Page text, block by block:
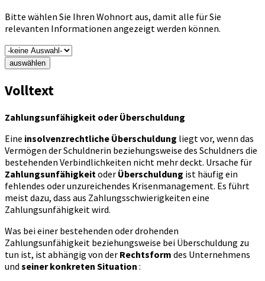
Bitte wählen Sie Ihren Wohnort aus, damit alle für Sie
relevanten Informationen angezeigt werden können.
auswählen
Volltext
Zahlungsunfähigkeit oder Überschuldung
Eine insolvenzrechtliche Überschuldung liegt vor, wenn das
Vermögen der Schuldnerin beziehungsweise des Schuldners die
bestehenden Verbindlichkeiten nicht mehr deckt. Ursache für
Zahlungsunfähigkeitoder Überschuldung ist häufig ein
fehlendes oder unzureichendes Krisenmanagement. Es führt
meist dazu, dass aus Zahlungsschwierigkeiten eine
Zahlungsunfähigkeit wird.
Was bei einer bestehenden oder drohenden
Zahlungsunfähigkeit beziehungsweise bei Überschuldung zu
tun ist, ist abhängig von der Rechtsform des Unternehmens
und seiner konkreten Situation :